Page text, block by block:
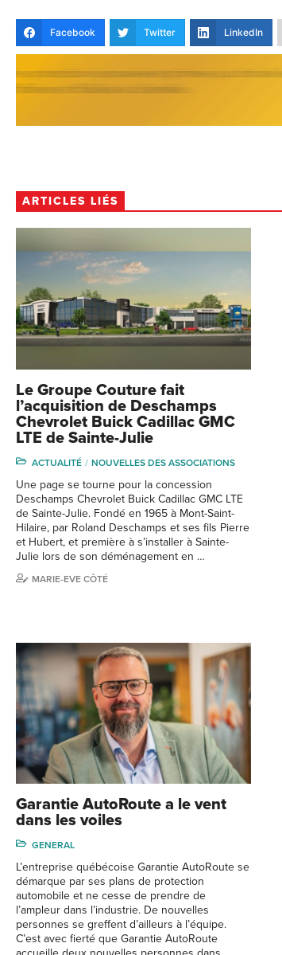
Facebook Twitter LinkedIn
ARTICLES LIÉS
Le Groupe Couture fait
l’acquisition de Deschamps
Chevrolet Buick Cadillac GMC
LTE de Sainte-Julie
ACTUALITÉ NOUVELLES DES ASSOCIATIONS
Une page se tourne pour la concession
Deschamps Chevrolet Buick Cadillac GMC LTE
de Sainte-Julie. Fondé en 1965 à Mont-Saint-
Hilaire, par Roland Deschamps et ses fils Pierre
et Hubert, et première à s’installer à Sainte-
Julie lors de son déménagement en …
MARIE-EVE CÔTÉ
Garantie AutoRoute a le vent
dans les voiles
GENERAL
L’entreprise québécoise Garantie AutoRoute se
démarque par ses plans de protection
automobile et ne cesse de prendre de
l’ampleur dans l’industrie. De nouvelles
personnes se greffent d’ailleurs à l’équipe.
C’est avec fierté que Garantie AutoRoute